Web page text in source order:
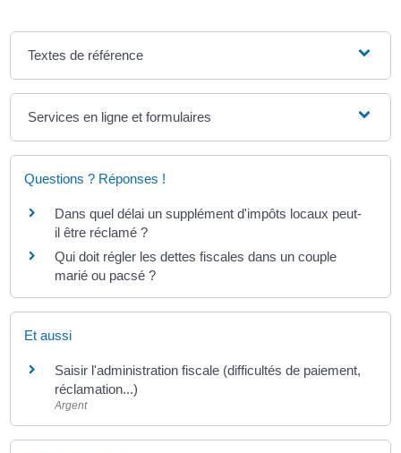
Textes de référence
Services en ligne et formulaires
Questions ? Réponses !
Dans quel délai un supplément d'impôts locaux peut-
il être réclamé ?
Qui doit régler les dettes fiscales dans un couple
marié ou pacsé ?
Et aussi
Saisir l'administration fiscale (difficultés de paiement,
réclamation...)
Argent